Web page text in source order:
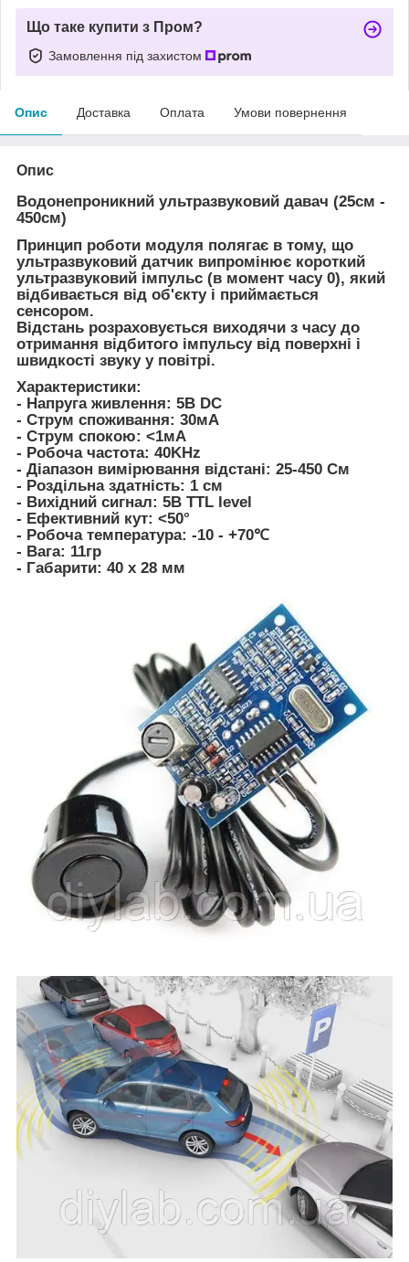
Що таке купити з Пром?
Замовлення під захистом
Опис Доставка Оплата Умови повернення
Опис
Водонепроникний ультразвуковий давач (25см -
450см)
Принцип роботи модуля полягає в тому, що
ультразвуковий датчик випромінює короткий
ультразвуковий імпульс (в момент часу 0), який
відбивається від об'єкту і приймається
сенсором.
Відстань розраховується виходячи з часу до
отримання відбитого імпульсу від поверхні і
швидкості звуку у повітрі.
Характеристики:
- Напруга живлення: 5В DC
- Струм споживання: 30мА
- Струм спокою: <1мА
- Робоча частота: 40KHz
- Діапазон вимірювання відстані: 25-450 См
- Роздільна здатність: 1 cм
- Вихідний сигнал: 5В TTL level
- Ефективний кут: <50°
- Робоча температура: -10 - +70℃
- Вага: 11гр
- Габарити: 40 x 28 мм